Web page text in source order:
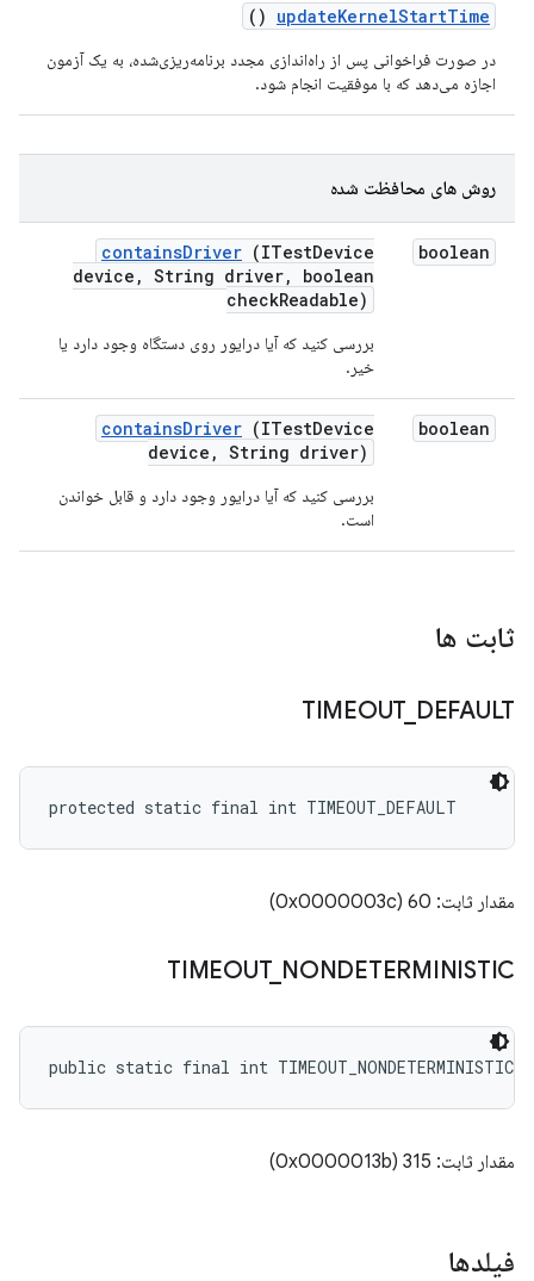
updateKernelStartTime
()
در صورت فراخوانی پس از راه‌اندازی مجدد برنامه‌ریزی‌شده، به یک آزمون
اجازه می‌دهد که با موفقیت انجام شود.
روش های محافظت شده
boolean
containsDriver (ITestDevice
device , String driver,
boolean
checkReadable)
بررسی کنید که آیا درایور روی دستگاه وجود دارد یا
خیر.
boolean
containsDriver (ITestDevice
device , String driver)
بررسی کنید که آیا درایور وجود دارد و قابل خواندن
است.
ثابت ها
TIMEOUT_ DEFAULT
protected static final int TIMEOUT_DEFAULT
مقدار ثابت: 60 (0x0000003c)
TIMEOUT_ NONDETERMINISTIC
public static final int TIMEOUT_NONDETERMINISTIC
مقدار ثابت: 315 (0x0000013b)
فیلدها